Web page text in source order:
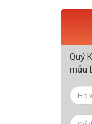
Quý
mẫu